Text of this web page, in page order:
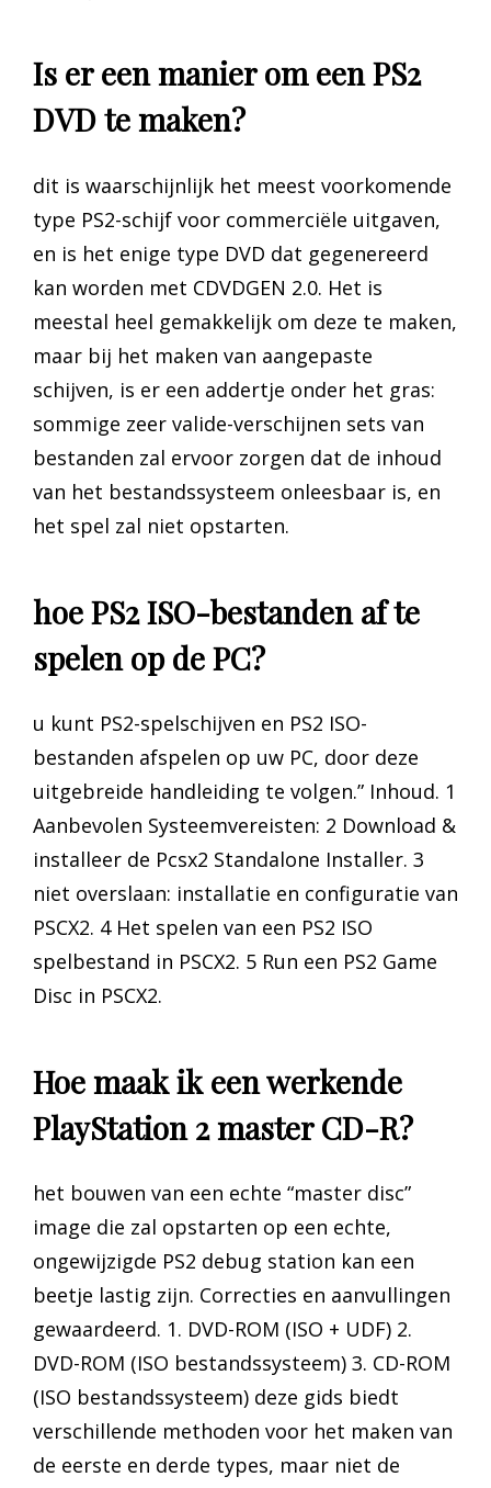
Is er een manier om een PS2
DVD te maken?
dit is waarschijnlijk het meest voorkomende
type PS2-schijf voor commerciële uitgaven,
en is het enige type DVD dat gegenereerd
kan worden met CDVDGEN 2.0. Het is
meestal heel gemakkelijk om deze te maken,
maar bij het maken van aangepaste
schijven, is er een addertje onder het gras:
sommige zeer valide-verschijnen sets van
bestanden zal ervoor zorgen dat de inhoud
van het bestandssysteem onleesbaar is, en
het spel zal niet opstarten.
hoe PS2 ISO-bestanden af te
spelen op de PC?
u kunt PS2-spelschijven en PS2 ISO-
bestanden afspelen op uw PC, door deze
uitgebreide handleiding te volgen.” Inhoud. 1
Aanbevolen Systeemvereisten: 2 Download &
installeer de Pcsx2 Standalone Installer. 3
niet overslaan: installatie en configuratie van
PSCX2. 4 Het spelen van een PS2 ISO
spelbestand in PSCX2. 5 Run een PS2 Game
Disc in PSCX2.
Hoe maak ik een werkende
PlayStation 2 master CD-R?
het bouwen van een echte “master disc”
image die zal opstarten op een echte,
ongewijzigde PS2 debug station kan een
beetje lastig zijn. Correcties en aanvullingen
gewaardeerd. 1. DVD-ROM (ISO + UDF) 2.
DVD-ROM (ISO bestandssysteem) 3. CD-ROM
(ISO bestandssysteem) deze gids biedt
verschillende methoden voor het maken van
de eerste en derde types, maar niet de